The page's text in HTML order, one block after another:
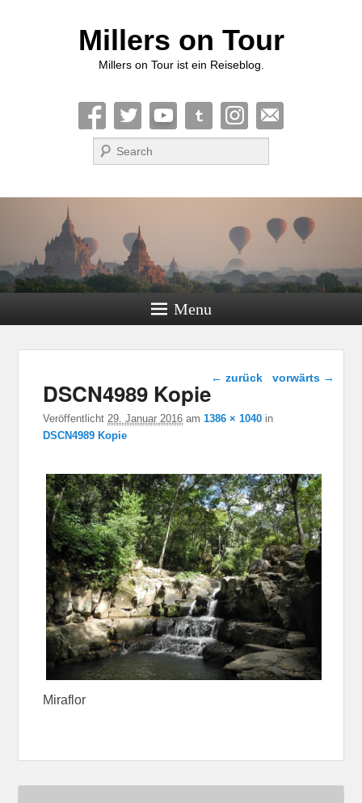
Millers on Tour
Millers on Tour ist ein Reiseblog.
Suche
Menu
Bild-Navigation
← zurück vorwärts →
DSCN4989 Kopie
Veröffentlicht 29. Januar 2016 am1386 × 1040 in
DSCN4989 Kopie
Miraflor